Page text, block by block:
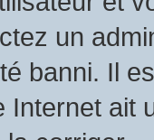
un
banni. Il
Internet ait